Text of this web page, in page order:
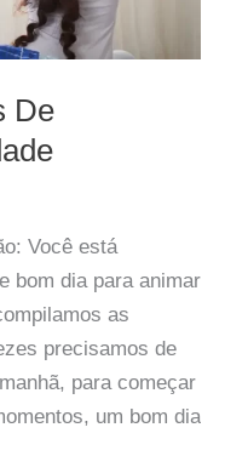
De
Você está
bom dia para animar
as
precisamos de
para começar
um bom dia